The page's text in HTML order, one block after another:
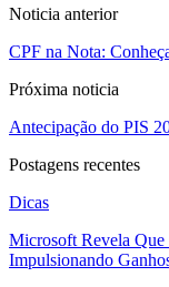
Noticia anterior
CPF na Nota:
Próxima noticia
Antecipação do PIS
Postagens recentes
Dicas
Microsoft Revela
Impulsionando